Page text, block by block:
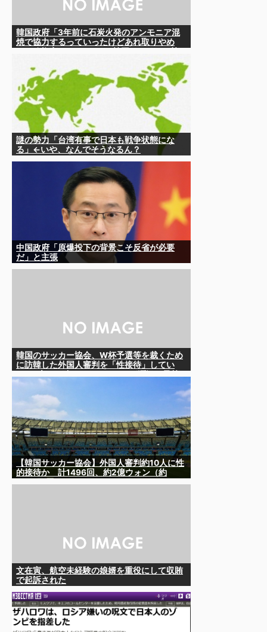
韓国政府「3年前に石炭火発のアンモニア混
焼で協力するっていったけどあれ取りやめ
力ができない理由、これなんですよね
謎の勢力「台湾有事で日本も戦争状態にな
る」←いや、なんでそうなるん？
中国政府「原爆投下の背景こそ反省が必要
だ」と主張
韓国のサッカー協会、W杯予選等を裁くため
に訪韓した外国人審判を「性接待」してい
を持ってりゃそうなるわな
【韓国サッカー協会】外国人審判約10人に性
的接待か 計1496回、約2億ウォン（約
文在寅、航空未経験の娘婿を重役にして収賄
で起訴された